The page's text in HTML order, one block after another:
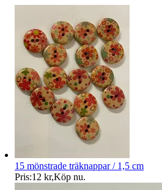
15 mönstrade träknappar / 1,5 cm
Pris:12 kr,Köp nu.